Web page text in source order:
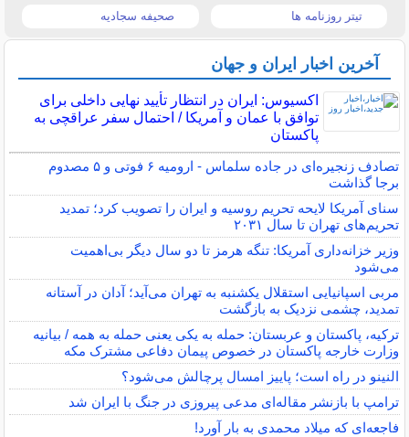
تیتر روزنامه ها صحیفه سجادیه
آخرین اخبار ایران و جهان
اکسیوس: ایران در انتظار تأیید نهایی داخلی برای
توافق با عمان و آمریکا / احتمال سفر عراقچی به
پاکستان
تصادف زنجیره‌ای در جاده سلماس - ارومیه ۶ فوتی و ۵ مصدوم
برجا گذاشت
سنای آمریکا لایحه تحریم روسیه و ایران را تصویب کرد؛ تمدید
تحریم‌های تهران تا سال ۲۰۳۱
وزیر خزانه‌داری آمریکا: تنگه هرمز تا دو سال دیگر بی‌اهمیت
می‌شود
مربی اسپانیایی استقلال یکشنبه به تهران می‌آید؛ آدان در آستانه
تمدید، چشمی نزدیک به بازگشت
ترکیه، پاکستان و عربستان: حمله به یکی یعنی حمله به همه / بیانیه
وزارت خارجه پاکستان در خصوص پیمان دفاعی مشترک مکه
النینو در راه است؛ پاییز امسال پرچالش می‌شود؟
ترامپ با بازنشر مقاله‌ای مدعی پیروزی در جنگ با ایران شد
فاجعه‌ای که میلاد محمدی به بار آورد!